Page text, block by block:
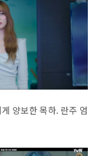
양보한 목하. 란주 엄